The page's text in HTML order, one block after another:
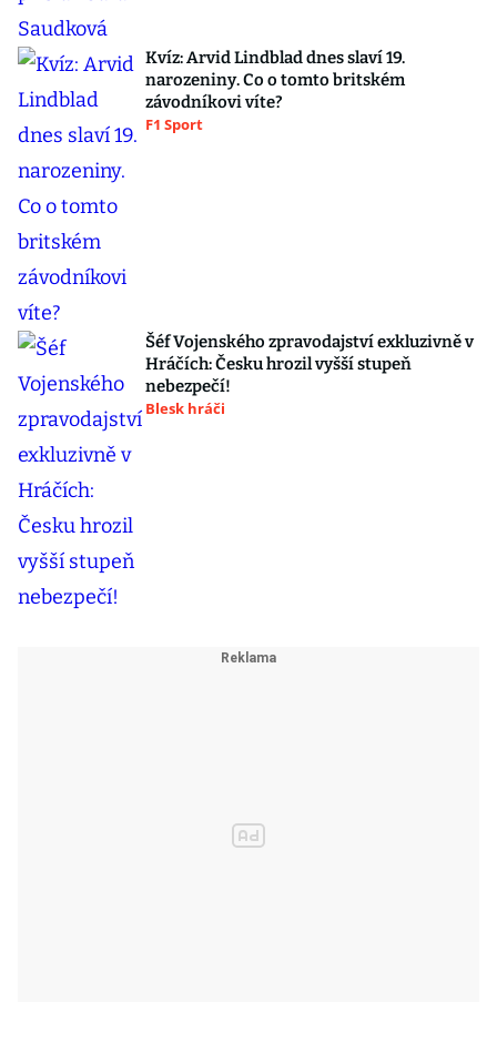
Kvíz: Arvid Lindblad dnes slaví 19.
narozeniny. Co o tomto britském
závodníkovi víte?
F1 Sport
Šéf Vojenského zpravodajství exkluzivně v
Hráčích: Česku hrozil vyšší stupeň
nebezpečí!
Blesk hráči